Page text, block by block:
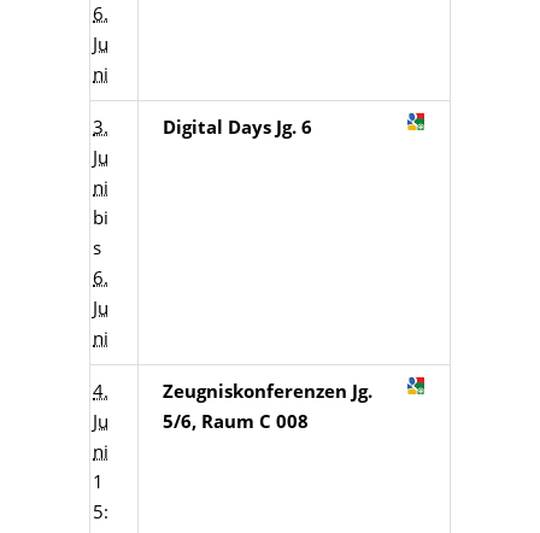
6.
Ju
ni
3.
Ju
ni
bi
s
6.
Ju
ni
Digital Days Jg. 6
4.
Ju
ni
1
5:
Zeugniskonferenzen Jg.
5/6, Raum C 008